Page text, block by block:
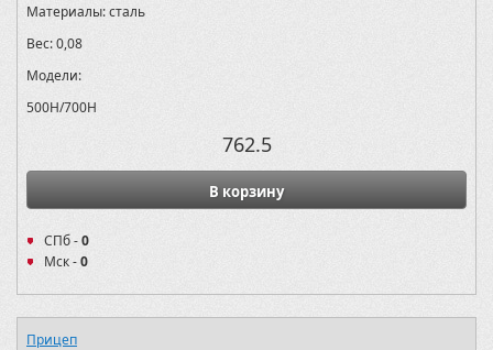
Материалы:сталь
Вес:0,08
Модели:
500H/700H
762.5
В корзину
СПб -0
Мск -0
Прицеп